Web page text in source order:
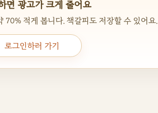
면 광고가 크게 줄어요
70% 적게 봅니다. 책갈피도 저장할 수 있어요.
로그인하러 가기